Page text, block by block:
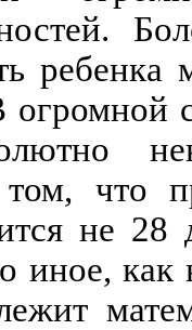
ребенка
что
не 28
иное, как